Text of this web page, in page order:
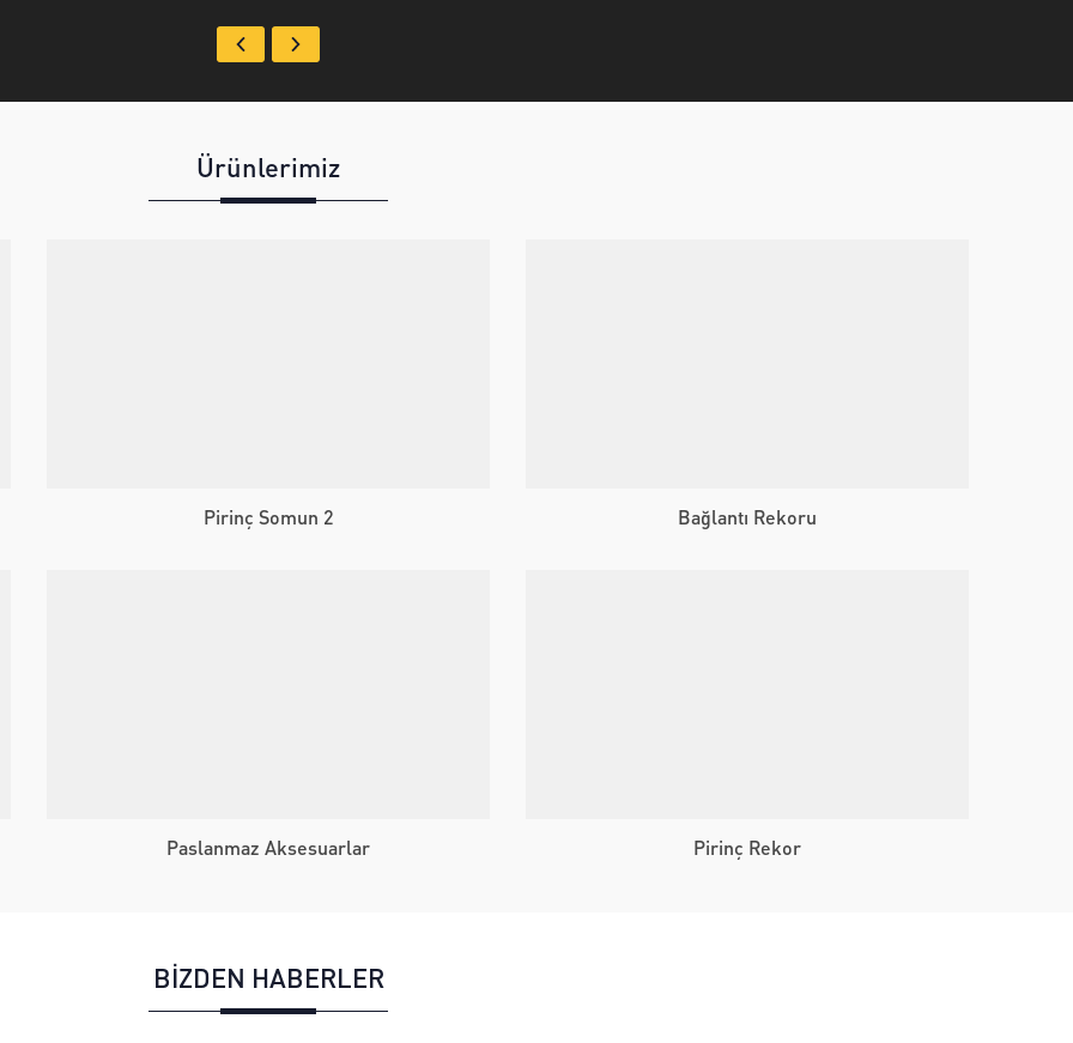
Ürünlerimiz
Pirinç Somun 2 Bağlantı Rekoru
Paslanmaz Aksesuarlar Pirinç Rekor
BİZDEN HABERLER